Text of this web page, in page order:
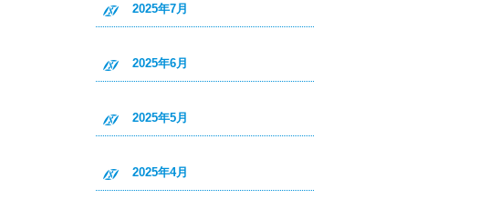
2025年7月
2025年6月
2025年5月
2025年4月